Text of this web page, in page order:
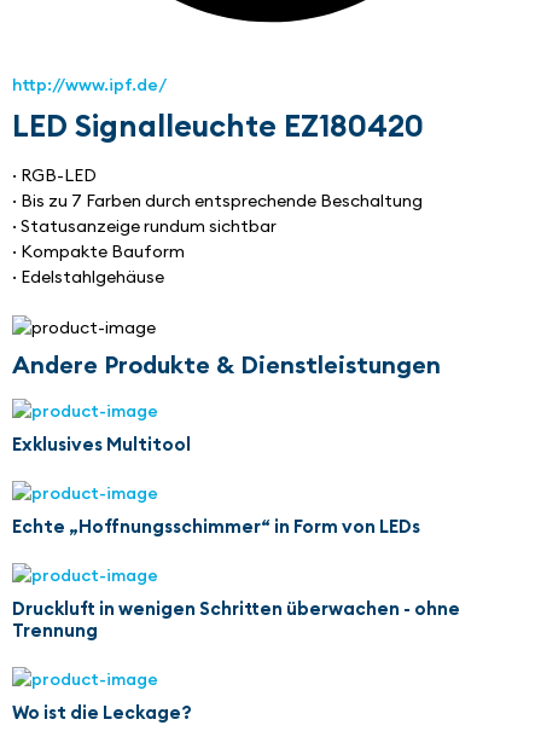
http://www.ipf.de/
LED Signalleuchte EZ180420
· RGB-LED
· Bis zu 7 Farben durch entsprechende Beschaltung
· Statusanzeige rundum sichtbar
· Kompakte Bauform
· Edelstahlgehäuse
Andere Produkte & Dienstleistungen
Exklusives Multitool
Echte „Hoffnungsschimmer“ in Form von LEDs
Druckluft in wenigen Schritten überwachen - ohne
Trennung
Wo ist die Leckage?